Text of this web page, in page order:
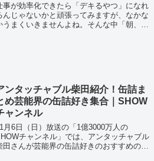
事が効率化できたら「デキるやつ」になれ
んじゃないかと頑張ってみますが、なかな
うまくいきませんよね。そんな中「朝、や
ンタッチャブル柴田紹介！缶詰ま
め芸能界の缶詰好き集合｜SHOW
ャンネル
月6日（日）放送の「1億3000万人の
チャンネル」では、アンタッチャブル
田さんが芸能界の缶詰好きのおすすめの缶